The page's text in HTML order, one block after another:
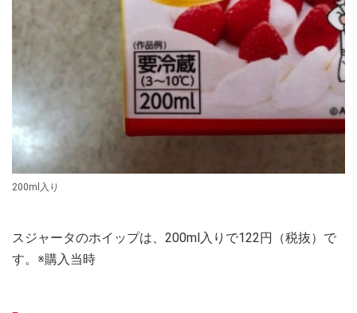
200ml入り
スジャータのホイップは、200ml入りで122円（税抜）で
す。※購入当時